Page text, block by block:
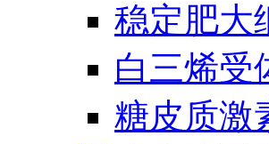
稳定肥大
白三烯受
糖皮质激